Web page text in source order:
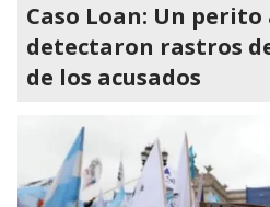
Caso Loan: Un perito
detectaron rastros
de los acusados